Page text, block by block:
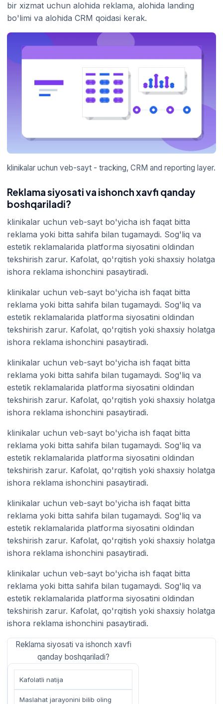
bir xizmat uchun alohida reklama, alohida landing
bo'limi va alohida CRM qoidasi kerak.
klinikalar uchun veb-sayt - tracking, CRM and reporting layer.
Reklama siyosati va ishonch xavfi qanday
boshqariladi?
klinikalar uchun veb-sayt bo'yicha ish faqat bitta
reklama yoki bitta sahifa bilan tugamaydi. Sog'liq va
estetik reklamalarida platforma siyosatini oldindan
tekshirish zarur. Kafolat, qo'rqitish yoki shaxsiy holatga
ishora reklama ishonchini pasaytiradi.
klinikalar uchun veb-sayt bo'yicha ish faqat bitta
reklama yoki bitta sahifa bilan tugamaydi. Sog'liq va
estetik reklamalarida platforma siyosatini oldindan
tekshirish zarur. Kafolat, qo'rqitish yoki shaxsiy holatga
ishora reklama ishonchini pasaytiradi.
klinikalar uchun veb-sayt bo'yicha ish faqat bitta
reklama yoki bitta sahifa bilan tugamaydi. Sog'liq va
estetik reklamalarida platforma siyosatini oldindan
tekshirish zarur. Kafolat, qo'rqitish yoki shaxsiy holatga
ishora reklama ishonchini pasaytiradi.
klinikalar uchun veb-sayt bo'yicha ish faqat bitta
reklama yoki bitta sahifa bilan tugamaydi. Sog'liq va
estetik reklamalarida platforma siyosatini oldindan
tekshirish zarur. Kafolat, qo'rqitish yoki shaxsiy holatga
ishora reklama ishonchini pasaytiradi.
klinikalar uchun veb-sayt bo'yicha ish faqat bitta
reklama yoki bitta sahifa bilan tugamaydi. Sog'liq va
estetik reklamalarida platforma siyosatini oldindan
tekshirish zarur. Kafolat, qo'rqitish yoki shaxsiy holatga
ishora reklama ishonchini pasaytiradi.
klinikalar uchun veb-sayt bo'yicha ish faqat bitta
reklama yoki bitta sahifa bilan tugamaydi. Sog'liq va
estetik reklamalarida platforma siyosatini oldindan
tekshirish zarur. Kafolat, qo'rqitish yoki shaxsiy holatga
ishora reklama ishonchini pasaytiradi.
Reklama siyosati va ishonch xavfi
qanday boshqariladi?
Kafolatli natija
Maslahat jarayonini bilib oling